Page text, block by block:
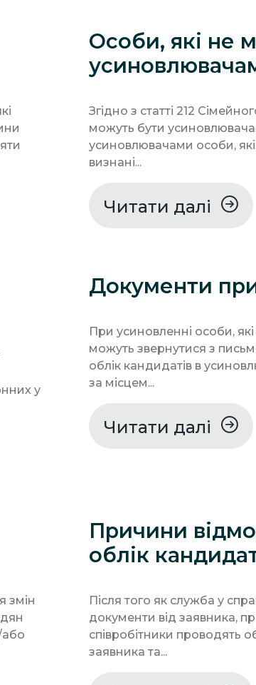
Особи, які не
Згідно з статті 212
можуть бути
усиновлювачами особи,
визнані...
Читати далі
у
Документи
При усиновленні особи,
можуть звернутися з
облік кандидатів в
за місцем...
Читати далі
змін
Причини
облік
Після того як служба у
документи від заявника,
співробітники проводять
заявника та...